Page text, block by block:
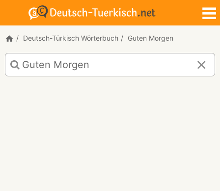
Deutsch-Türkisch Wörterbuch Guten Morgen
Deutsch-
Türkisch
Übersetzung